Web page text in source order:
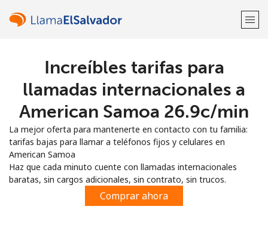
¡Bienvenido!
Regístrate con
o
Increíbles tarifas para
llamadas internacionales a
American Samoa ⁦26.9c⁩/min
La mejor oferta para mantenerte en contacto con tu familia:
tarifas bajas para llamar a teléfonos fijos y celulares en
American Samoa
Haz que cada minuto cuente con llamadas internacionales
baratas, sin cargos adicionales, sin contrato, sin trucos.
Comprar ahora